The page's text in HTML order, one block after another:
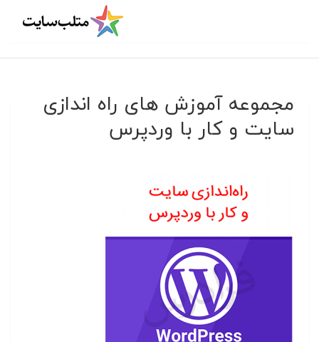
مجموعه آموزش های راه اندازی
سایت و کار با وردپرس